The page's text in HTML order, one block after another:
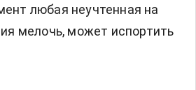
любая неучтенная на
мелочь, может испортить